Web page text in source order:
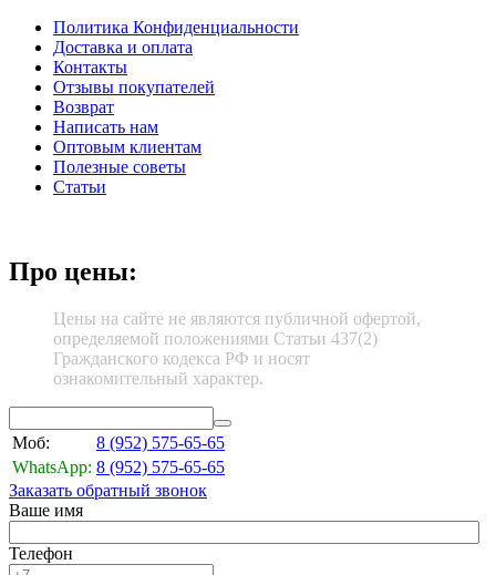
Политика Конфиденциальности
Доставка и оплата
Контакты
Отзывы покупателей
Возврат
Написать нам
Оптовым клиентам
Полезные советы
Статьи
Про цены:
Цены на сайте не являются публичной офертой,
определяемой положениями Статьи 437(2)
Гражданского кодекса РФ и носят
ознакомительный характер.
Моб: 8 (952) 575-65-65
WhatsApp: 8 (952) 575-65-65
Заказать обратный звонок
Ваше имя
Телефон